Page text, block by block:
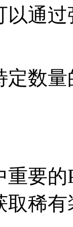
以通
定数
要
取稀